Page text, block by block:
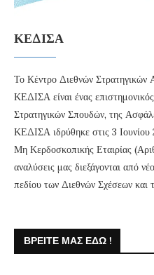
ΚΕΔΙΣΑ
Το Κέντρο Διεθνών Στρατηγικών
ΚΕΔΙΣΑ είναι ένας
Στρατηγικών Σπουδών, της
ΚΕΔΙΣΑ ιδρύθηκε στις 3
Μη Κερδοσκοπικής Εταιρίας
αναλύσεις μας διεξάγονται από
πεδίου των Διεθνών Σχέσεων και
ΒΡΕΊΤΕ ΜΑΣ ΕΔΏ !